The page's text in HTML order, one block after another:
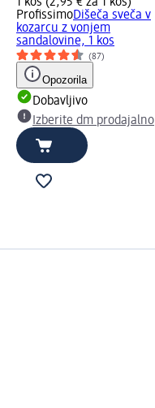
1 kos (2,95 € za 1 kos)
ProfissimoDišeča sveča v
kozarcu z vonjem
sandalovine, 1 kos
(87)
Opozorila
Dobavljivo
Izberite dm prodajalno